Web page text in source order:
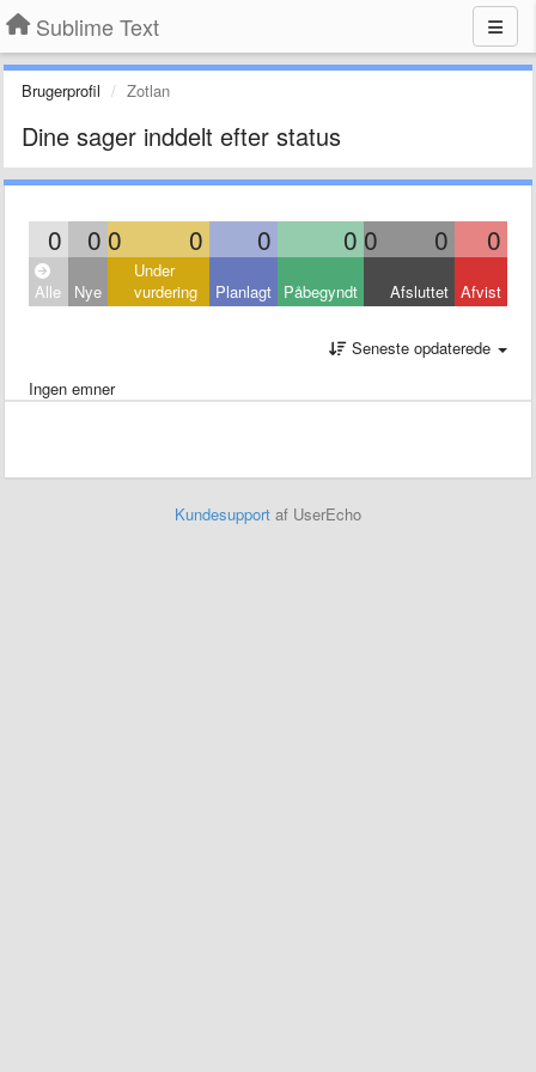
Sublime Text
Brugerprofil Zotlan
Dine sager inddelt efter status
0 0 0 0 0 0 0 0 0
Alle Nye
Under
vurdering
Planlagt Påbegyndt Afsluttet Afvist
Seneste opdaterede
Ingen emner
Kundesupport af UserEcho